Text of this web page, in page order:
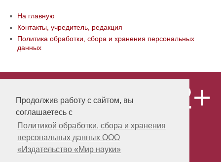
Продолжив работу с сайтом, вы
соглашаетесь с
Политикой обработки, сбора и хранения
персональных данных ООО
«Издательство «Мир науки»
На главную
Контакты, учредитель, редакция
Политика обработки, сбора и хранения персональных
данных
«Publishing company «World of science»,
LLC Материалы, размещенные на сайте,
охраняются Законом о защите авторских
прав. Публикация любых материалов
этого сайта запрещена без
предварительного согласования с
издательством. Авторские права на
12+